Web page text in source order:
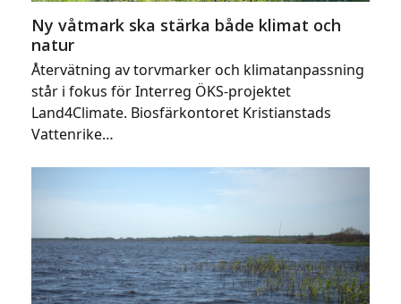
Ny våtmark ska stärka både klimat och
natur
Återvätning av torvmarker och klimatanpassning
står i fokus för Interreg ÖKS-projektet
Land4Climate. Biosfärkontoret Kristianstads
Vattenrike…